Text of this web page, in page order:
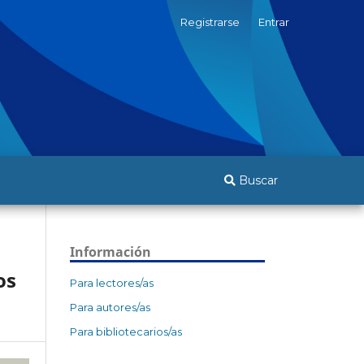
Buscar
Registrarse Entrar
Información
Para lectores/as
Para autores/as
Para bibliotecarios/as